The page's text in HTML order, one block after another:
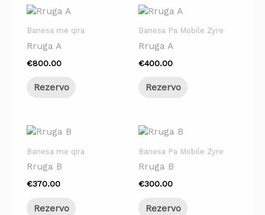
Banesa me qira
Rruga A
€800.00
Rezervo
Banesa Pa Mobile Zyre
Rruga A
€400.00
Rezervo
Banesa me qira
Rruga B
€370.00
Rezervo
Banesa Pa Mobile Zyre
Rruga B
€300.00
Rezervo